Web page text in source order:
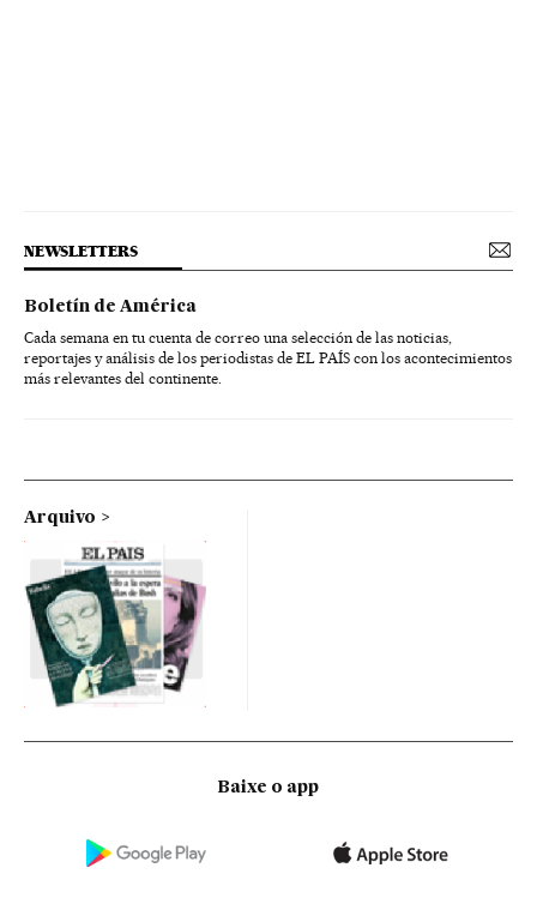
NEWSLETTERS
Boletín de América
Cada semana en tu cuenta de correo una selección de las noticias,
reportajes y análisis de los periodistas de EL PAÍS con los acontecimientos
más relevantes del continente.
Arquivo
Baixe o app